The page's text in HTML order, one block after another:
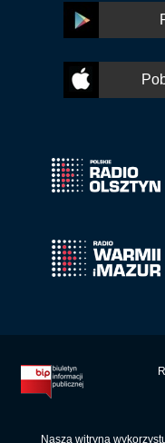
Nasza witryna